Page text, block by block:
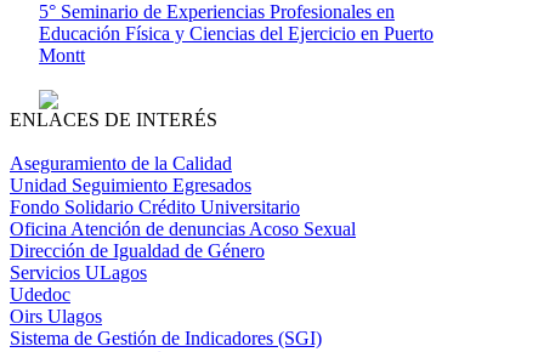
5° Seminario de Experiencias Profesionales en
Educación Física y Ciencias del Ejercicio en Puerto
Montt
ENLACES DE INTERÉS
Aseguramiento de la Calidad
Unidad Seguimiento Egresados
Fondo Solidario Crédito Universitario
Oficina Atención de denuncias Acoso Sexual
Dirección de Igualdad de Género
Servicios ULagos
Udedoc
Oirs Ulagos
Sistema de Gestión de Indicadores (SGI)